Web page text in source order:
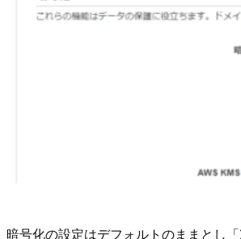
暗号化の設定はデフォルトのままとし